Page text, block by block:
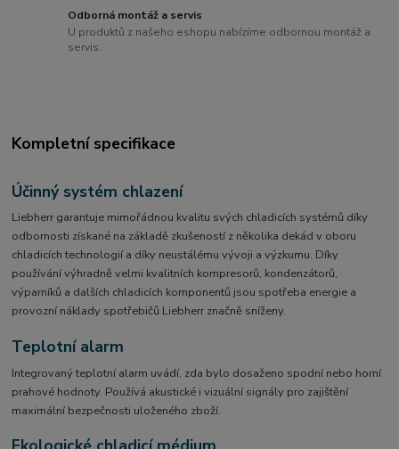
Odborná montáž a servis
U produktů z našeho eshopu nabízíme odbornou montáž a
servis.
Kompletní specifikace
Účinný systém chlazení
Liebherr garantuje mimořádnou kvalitu svých chladicích systémů díky
odbornosti získané na základě zkušeností z několika dekád v oboru
chladicích technologií a díky neustálému vývoji a výzkumu. Díky
používání výhradně velmi kvalitních kompresorů, kondenzátorů,
výparníků a dalších chladicích komponentů jsou spotřeba energie a
provozní náklady spotřebičů Liebherr značně sníženy.
Teplotní alarm
Integrovaný teplotní alarm uvádí, zda bylo dosaženo spodní nebo horní
prahové hodnoty. Používá akustické i vizuální signály pro zajištění
maximální bezpečnosti uloženého zboží.